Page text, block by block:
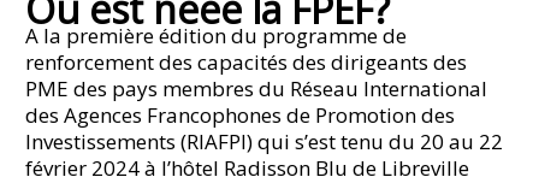
A la première édition du programme de
renforcement des capacités des dirigeants des
PME des pays membres du Réseau International
des Agences Francophones de Promotion des
Investissements (RIAFPI) qui s’est tenu du 20 au 22
février 2024 à l’hôtel Radisson Blu de Libreville